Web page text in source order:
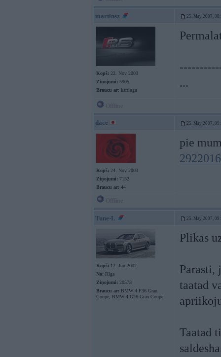
martinsz 25. May 2007,
Kopš: 22. Nov 2003
Ziņojumi: 5905
Braucu ar: kartingu
...
dace 25. May 2007,
Kopš: 24. Nov 2003
Ziņojumi: 7152
Braucu ar: 44
pie
Tune-L 25. May 2007,
Kopš: 12. Jun 2002
No: Rīga
Ziņojumi: 20578
Braucu ar: BMW 4 F36 Gran
Coupe, BMW 4 G26 Gran Coupe
Plikas
Parasti,
taatad
Taatad